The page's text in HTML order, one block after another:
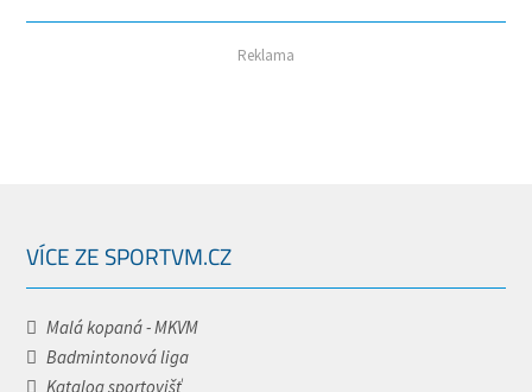
Reklama
VÍCE ZE SPORTVM.CZ
Malá kopaná - MKVM
Badmintonová liga
Katalog sportovišť